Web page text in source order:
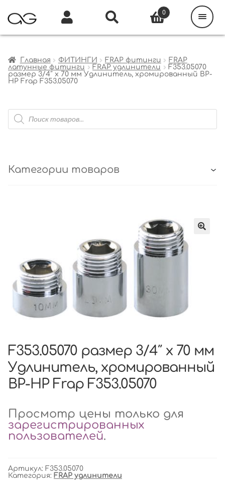
Главная ФИТИНГИ FRAP фитинги
FRAP
латунные фитинги
FRAP удлинители
F353.05070
размер 3/4″ x 70 мм Удлинитель, хромированный ВР-
НР Frap F353.05070
Поиск
товаров
Категории товаров
F353.05070 размер 3/4″ x 70 мм
Удлинитель, хромированный
ВР-НР Frap F353.05070
Просмотр цены только для
зарегистрированных
пользователей.
Артикул: F353.05070
Категория: FRAP удлинители
0